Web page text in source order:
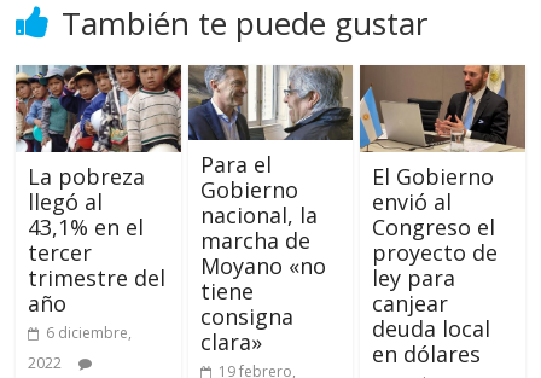
También te puede gustar
La pobreza
llegó al
43,1% en el
tercer
trimestre del
año
6 diciembre,
2022
Para el
Gobierno
nacional, la
marcha de
Moyano «no
tiene
consigna
clara»
19 febrero,
El Gobierno
envió al
Congreso el
proyecto de
ley para
canjear
deuda local
en dólares